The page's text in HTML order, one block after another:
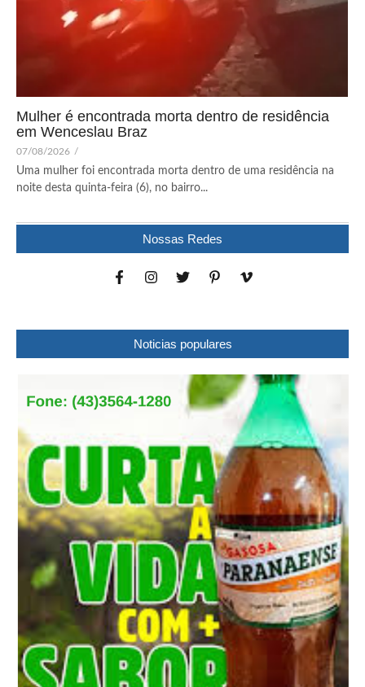
Mulher é encontrada morta dentro de residência
em Wenceslau Braz
07/08/2026 /
Uma mulher foi encontrada morta dentro de uma residência na
noite desta quinta-feira (6), no bairro...
Nossas Redes
Noticias populares